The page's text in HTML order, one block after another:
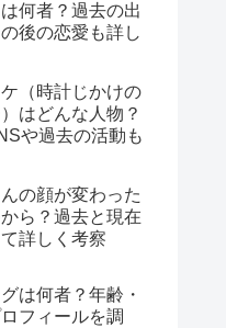
何者？過去の出
後の恋愛も詳し
（時計じかけの
はどんな人物？
や過去の活動も
の顔が変わった
ら？過去と現在
詳しく考察
は何者？年齢・
フィールを調